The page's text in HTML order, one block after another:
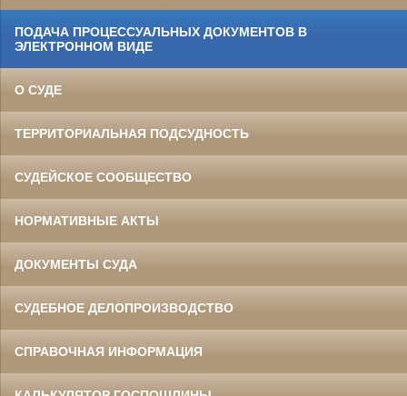
ПОДАЧА ПРОЦЕССУАЛЬНЫХ ДОКУМЕНТОВ В
ЭЛЕКТРОННОМ ВИДЕ
О СУДЕ
ТЕРРИТОРИАЛЬНАЯ ПОДСУДНОСТЬ
СУДЕЙСКОЕ СООБЩЕСТВО
НОРМАТИВНЫЕ АКТЫ
ДОКУМЕНТЫ СУДА
СУДЕБНОЕ ДЕЛОПРОИЗВОДСТВО
СПРАВОЧНАЯ ИНФОРМАЦИЯ